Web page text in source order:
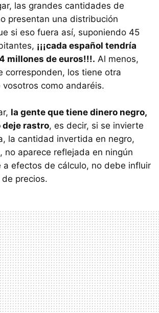
las grandes cantidades de
presentan una distribución
si eso fuera así, suponiendo 45
¡¡¡cada español tendría
millones de euros!!!. Al menos,
corresponden, los tiene otra
vosotros como andaréis.
la gente que tiene dinero negro,
deje rastro, es decir, si se invierte
la cantidad invertida en negro,
no aparece reflejada en ningún
a efectos de cálculo, no debe influir
precios.